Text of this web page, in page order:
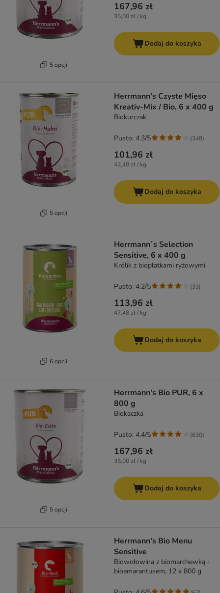
5 opcji
167,96 zł
35,00 zł / kg
Dodaj do koszyka
5 opcji
Herrmann's Czyste Mięso
Kreativ-Mix / Bio, 6 x 400 g
Biokurczak
101,96 zł
42,48 zł / kg
Pusto: 4.3/5 (348)
Dodaj do koszyka
6 opcji
Herrmann´s Selection
Sensitive, 6 x 400 g
Królik z biopłatkami ryżowymi
113,96 zł
47,48 zł / kg
Pusto: 4.2/5 (33)
Dodaj do koszyka
5 opcji
Herrmann's Bio PUR, 6 x
800 g
Biokaczka
167,96 zł
35,00 zł / kg
Pusto: 4.4/5 (630)
Dodaj do koszyka
Herrmann's Bio Menu
Sensitive
Biowołowina z biomarchewką i
bioamarantusem, 12 x 800 g